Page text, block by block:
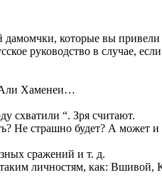
дамомчки, которые вы
руководство в случае,
Али Хаменеи…
схватили “. Зря считают.
Не страшно будет? А может
сражений и т. д.
личностям, как: